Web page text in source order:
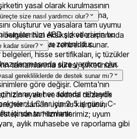
yasal olarak kurulmasının
kapsar. Bu aşama,
oluşturur ve yasalara tam uyumu
kurulan tüm ABD şirketleri için bu
hazırlanması zorunludur.
size nasıl yardımcı olur?
belgelerinizi eksiksiz ve zamanında
özel destek ve rehberlik sunar.
belgeleri, hisse sertifikaları, iç tüzükler
size yardımcı olur.
kadar sürer?
tamamlanma süresi; şirketinizin
iç yapının karmaşıklığına ve tabi
göre değişir. Clemta'nın
ve her adımda rehberlik
LLC'ler için 2-5 iş günü, C-
içinde tamamlanır.
gerekliliklerde de destek sunar mı?
eyalet ve federal düzeyde
her zaman uyumlu kalmasını
sunar. Hizmetlerimiz; uyum
aylık muhasebe ve raporlama gibi